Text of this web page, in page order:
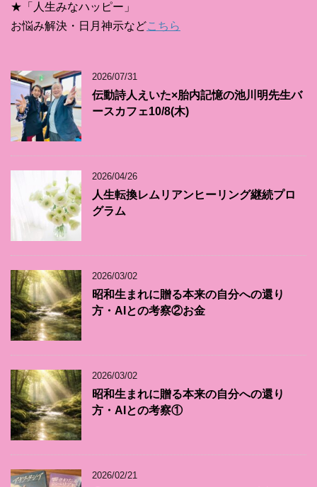
★「人生みなハッピー」
お悩み解決・日月神示などこちら
2026/07/31
伝動詩人えいた×胎内記憶の池川明先生バ
ースカフェ10/8(木)
2026/04/26
人生転換レムリアンヒーリング継続プロ
グラム
2026/03/02
昭和生まれに贈る本来の自分への還り
方・AIとの考察②お金
2026/03/02
昭和生まれに贈る本来の自分への還り
方・AIとの考察①
2026/02/21